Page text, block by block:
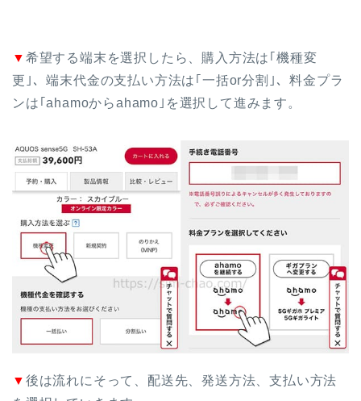
▼ 希望する端末を選択したら、購入方法は｢機種変
更｣、端末代金の支払い方法は｢一括or分割｣、料金プラ
ンは｢ahamoからahamo｣を選択して進みます。
▼ 後は流れにそって、配送先、発送方法、支払い方法